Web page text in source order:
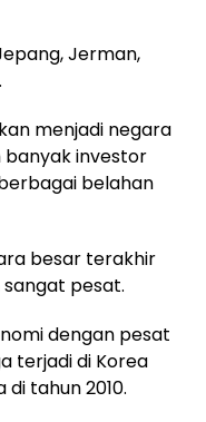
Jerman,
menjadi negara
banyak investor
belahan
besar terakhir
pesat.
dengan pesat
terjadi di Korea
tahun 2010.